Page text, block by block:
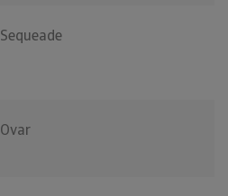
Sequeade
Ovar